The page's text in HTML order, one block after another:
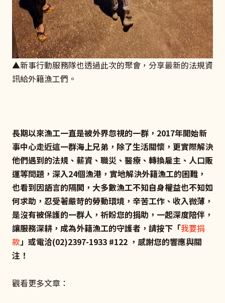
▲新事行動服務隊也透過此次的聚會，分享最新的法規資
訊給外籍漁工們。
長期以來漁工一直是被外界忽視的一群，2017年開始新
事中心走近這一群海上兄弟，除了生活關懷，更實際解決
他們遇到的法規、薪資、職災、醫療、轉換雇主、人口販
運等問題，深入24個漁港，實地解決外籍漁工的困難，
也看到因語言的隔閡，大多數漁工不知自身權益也不知如
何求助，忍受著嚴苛的勞動環境，辛苦工作、收入微薄，
是沒有被保護的一群人，祈盼您的捐助，一起深度陪伴，
讓服務深耕，成為外籍漁工的守護者，請按下「我要捐
款」或電洽(02)2397-1933 #122 ，感謝您的響應與關
注！
觀看更多文章：